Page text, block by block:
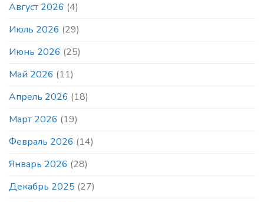
то
в
том
же
месте
Август 2026 (4)
Июль 2026 (29)
Июнь 2026 (25)
Май 2026 (11)
Апрель 2026 (18)
Март 2026 (19)
Февраль 2026 (14)
Январь 2026 (28)
Декабрь 2025 (27)